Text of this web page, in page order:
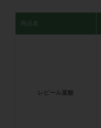
商品名
レピール葉酸